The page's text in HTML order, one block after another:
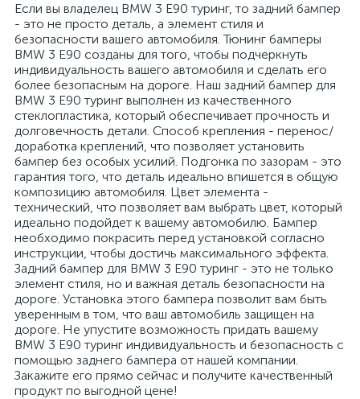
Если вы владелец BMW 3 Е90 туринг, то задний бампер
- это не просто деталь, а элемент стиля и
безопасности вашего автомобиля. Тюнинг бамперы
BMW 3 Е90 созданы для того, чтобы подчеркнуть
индивидуальность вашего автомобиля и сделать его
более безопасным на дороге. Наш задний бампер для
BMW 3 Е90 туринг выполнен из качественного
стеклопластика, который обеспечивает прочность и
долговечность детали. Способ крепления - перенос/
доработка креплений, что позволяет установить
бампер без особых усилий. Подгонка по зазорам - это
гарантия того, что деталь идеально впишется в общую
композицию автомобиля. Цвет элемента -
технический, что позволяет вам выбрать цвет, который
идеально подойдет к вашему автомобилю. Бампер
необходимо покрасить перед установкой согласно
инструкции, чтобы достичь максимального эффекта.
Задний бампер для BMW 3 Е90 туринг - это не только
элемент стиля, но и важная деталь безопасности на
дороге. Установка этого бампера позволит вам быть
уверенным в том, что ваш автомобиль защищен на
дороге. Не упустите возможность придать вашему
BMW 3 Е90 туринг индивидуальность и безопасность с
помощью заднего бампера от нашей компании.
Закажите его прямо сейчас и получите качественный
продукт по выгодной цене!